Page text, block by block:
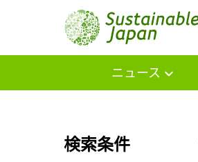
ニュース
検索条件